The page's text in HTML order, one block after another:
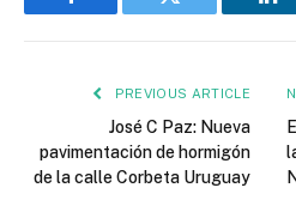
Facebook Twitter
PREVIOUS ARTICLE
José C Paz: Nueva
pavimentación de hormigón
de la calle Corbeta Uruguay